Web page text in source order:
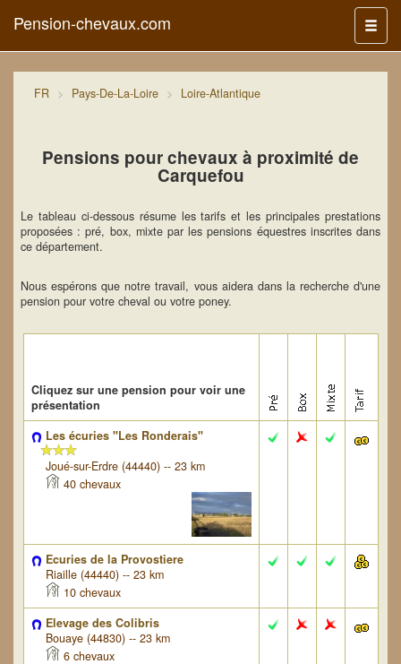
Menu
Pension-chevaux.com
FR Pays-De-La-Loire Loire-Atlantique
Pensions pour chevaux à proximité de
Carquefou
Le tableau ci-dessous résume les tarifs et les principales prestations
proposées : pré, box, mixte par les pensions équestres inscrites dans
ce département.
Nous espérons que notre travail, vous aidera dans la recherche d'une
pension pour votre cheval ou votre poney.
Cliquez sur une pension pour voir une
présentation
Les écuries "Les Ronderais"
Joué-sur-Erdre (44440) -- 23 km
40 chevaux
Ecuries de la Provostiere
Riaille (44440) -- 23 km
10 chevaux
Elevage des Colibris
Bouaye (44830) -- 23 km
6 chevaux